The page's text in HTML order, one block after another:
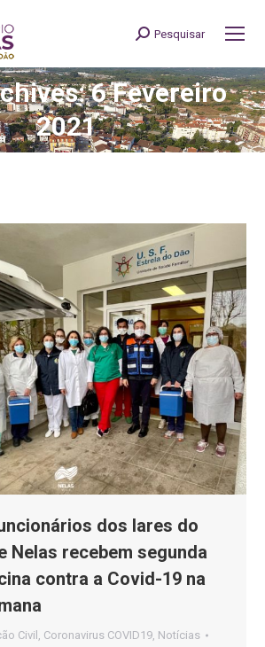
Search:
Pesquisar
6 Fevereiro
2021
You are here:
dos lares do
Nelas recebem segunda
contra a Covid-19 na
Civil Coronavirus COVID19 Notícias